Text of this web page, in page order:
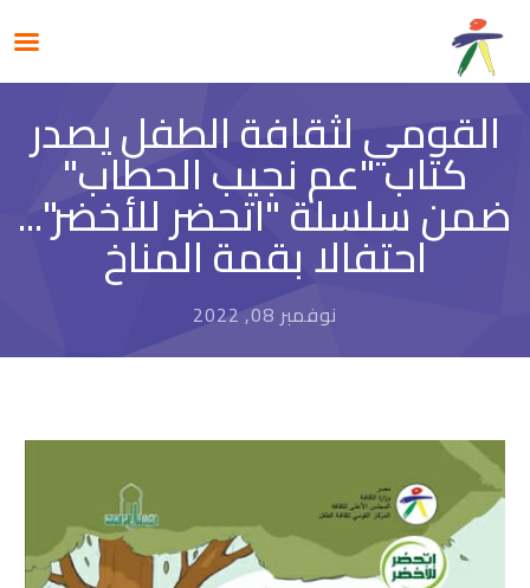
القومي لثقافة الطفل يصدر
كتاب "عم نجيب الحطاب"
ضمن سلسلة "اتحضر للأخضر"...
احتفالا بقمة المناخ
نوفمبر 08, 2022